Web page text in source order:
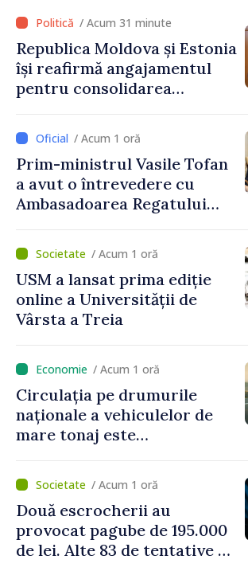
/ Acum 25 minute
Poliția îndeamnă șoferii să
respecte regulile de
circulație în contextul
perioada concediilor
/ Acum 1 oră
Prim-ministrul Vasile Tofan
a avut o întrevedere cu
Ambasadoarea Regatului
Irlandei de Nord, Fern
Horine
/ Acum 1 oră
USM a lansat prima ediție
online a Universității de
Vârsta a Treia
/ Acum 1 oră
Circulația pe drumurile
naționale a vehiculelor de
mare tonaj este
caniculă
/ Acum 1 oră
Două escrocherii au
provocat pagube de 195.000
de lei. Alte 83 de tentative au